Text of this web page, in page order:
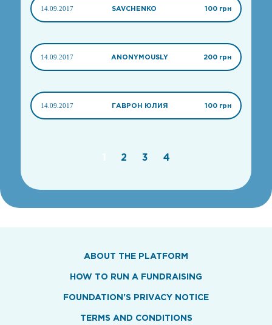
14.09.2017 SAVCHENKO 100 грн
14.09.2017 ANONYMOUSLY 200 грн
14.09.2017 ГАВРОН ЮЛИЯ 100 грн
2 3 4
ABOUT THE PLATFORM
HOW TO RUN A FUNDRAISING
FOUNDATION'S PRIVACY NOTICE
TERMS AND CONDITIONS